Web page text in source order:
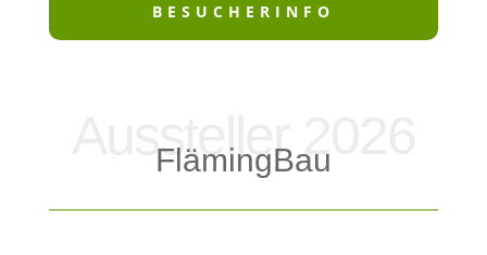
BESUCHERINFO
Aussteller 2026
FlämingBau